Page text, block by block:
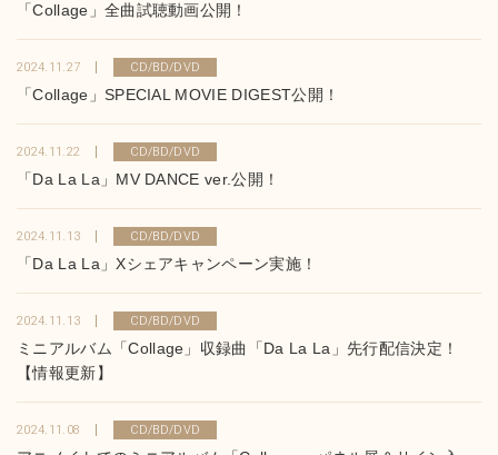
「Collage」全曲試聴動画公開！
2024.11.27 CD/BD/DVD
「Collage」SPECIAL MOVIE DIGEST公開！
2024.11.22 CD/BD/DVD
「Da La La」MV DANCE ver.公開！
2024.11.13 CD/BD/DVD
「Da La La」Xシェアキャンペーン実施！
2024.11.13 CD/BD/DVD
ミニアルバム「Collage」収録曲「Da La La」先行配信決定！
【情報更新】
2024.11.08 CD/BD/DVD